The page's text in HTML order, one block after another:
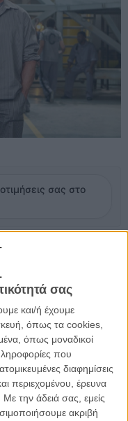
σας
και/ή έχουμε
όπως τα cookies,
όπως μοναδικοί
που
διαφημίσεις
περιεχομένου, έρευνα
Με την άδειά σας, εμείς
ακριβή
σας στο
κρατούμενο. Μόνο
σύγχρονος Χουντίνι
μόνο και μόνο για να
αποδράσει. Κι αν μέχρι
ίδρυμα ικανό να τον
να μπει σε μια αληθινά
ανακαλύψει πως τα
Κι ότι στην
να φεύγει. Εκτός από
δικούς του λόγους για
ένα ριψοκίνδυνο